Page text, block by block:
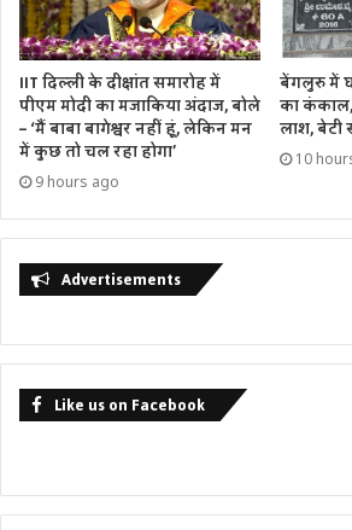
IIT दिल्ली के दीक्षांत समारोह में
पीएम मोदी का मजाकिया अंदाज, बोले
– ‘मैं बाबा बागेश्वर नहीं हूं, लेकिन मन
में कुछ तो चल रहा होगा’
9 hours ago
बेंगलुरु में
का
लाश, बेटी
10
Advertisements
Like us on Facebook